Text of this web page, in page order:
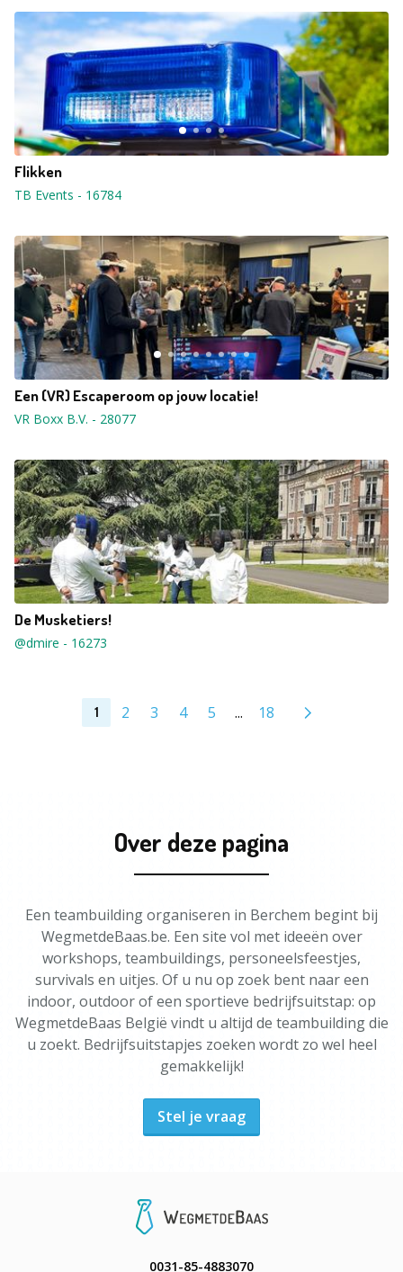
Flikken
TB Events - 16784
Een (VR) Escaperoom op jouw locatie!
VR Boxx B.V. - 28077
De Musketiers!
@dmire - 16273
1 2 3 4 5 ... 18
Over deze pagina
Een teambuilding organiseren in Berchem begint bij
WegmetdeBaas.be. Een site vol met ideeën over
workshops, teambuildings, personeelsfeestjes,
survivals en uitjes. Of u nu op zoek bent naar een
indoor, outdoor of een sportieve bedrijfsuitstap: op
WegmetdeBaas België vindt u altijd de teambuilding die
u zoekt. Bedrijfsuitstapjes zoeken wordt zo wel heel
gemakkelijk!
Stel je vraag
0031-85-4883070